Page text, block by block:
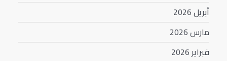
أبريل 2026
مارس 2026
فبراير 2026